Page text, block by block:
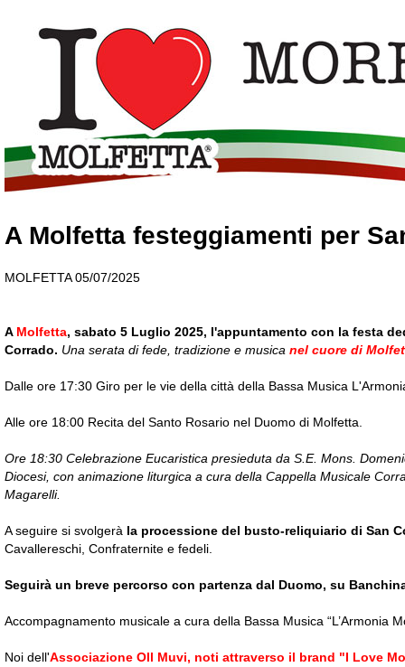
A Molfetta festeggiamenti per
MOLFETTA 05/07/2025
A Molfetta, sabato 5 Luglio 2025, l'appuntamento con la festa
Corrado. Una serata di fede, tradizione e musica nel cuore di
Dalle ore 17:30 Giro per le vie della città della Bassa Musica
Alle ore 18:00 Recita del Santo Rosario nel Duomo di Molfetta.
Ore 18:30 Celebrazione Eucaristica presieduta da S.E. Mons.
Diocesi, con animazione liturgica a cura della Cappella Musicale
Magarelli.
A seguire si svolgerà la processione del busto-reliquiario di San
Cavallereschi, Confraternite e fedeli.
Seguirà un breve percorso con partenza dal Duomo, su
Accompagnamento musicale a cura della Bassa Musica “L’Armonia
Noi dell'Associazione Oll Muvi, noti attraverso il brand "I Love